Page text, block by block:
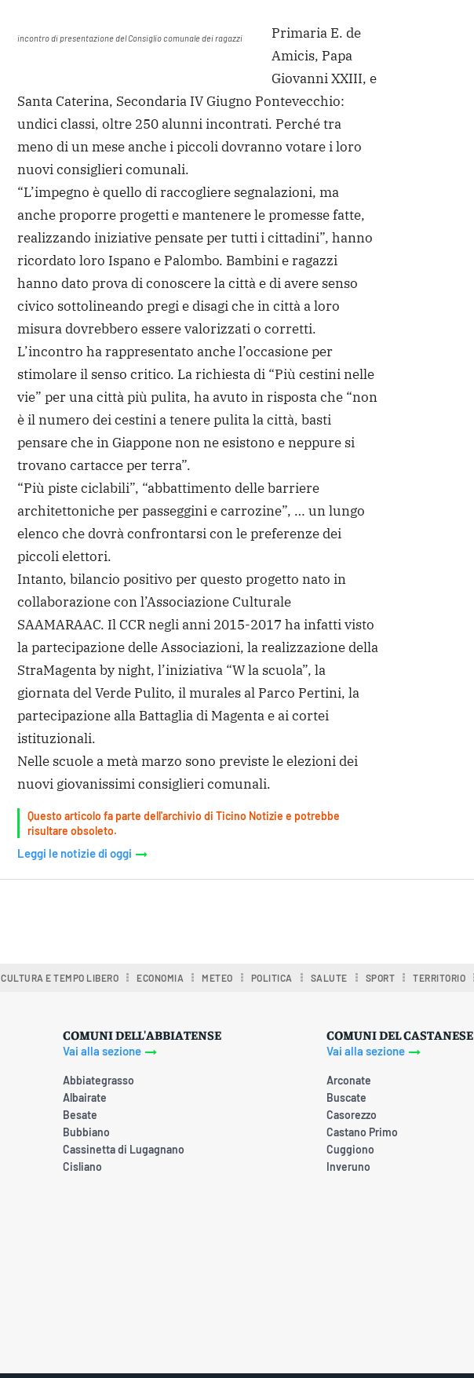
incontro di presentazione del Consiglio comunale dei ragazzi
Primaria E. de
Amicis, Papa
Giovanni XXIII, e
Santa Caterina, Secondaria IV Giugno Pontevecchio:
undici classi, oltre 250 alunni incontrati. Perché tra
meno di un mese anche i piccoli dovranno votare i loro
nuovi consiglieri comunali.
“L’impegno è quello di raccogliere segnalazioni, ma
anche proporre progetti e mantenere le promesse fatte,
realizzando iniziative pensate per tutti i cittadini”, hanno
ricordato loro Ispano e Palombo. Bambini e ragazzi
hanno dato prova di conoscere la città e di avere senso
civico sottolineando pregi e disagi che in città a loro
misura dovrebbero essere valorizzati o corretti.
L’incontro ha rappresentato anche l’occasione per
stimolare il senso critico. La richiesta di “Più cestini nelle
vie” per una città più pulita, ha avuto in risposta che “non
è il numero dei cestini a tenere pulita la città, basti
pensare che in Giappone non ne esistono e neppure si
trovano cartacce per terra”.
“Più piste ciclabili”, “abbattimento delle barriere
architettoniche per passeggini e carrozine”, … un lungo
elenco che dovrà confrontarsi con le preferenze dei
piccoli elettori.
Intanto, bilancio positivo per questo progetto nato in
collaborazione con l’Associazione Culturale
SAAMARAAC. Il CCR negli anni 2015-2017 ha infatti visto
la partecipazione delle Associazioni, la realizzazione della
StraMagenta by night, l’iniziativa “W la scuola”, la
giornata del Verde Pulito, il murales al Parco Pertini, la
partecipazione alla Battaglia di Magenta e ai cortei
istituzionali.
Nelle scuole a metà marzo sono previste le elezioni dei
nuovi giovanissimi consiglieri comunali.
Questo articolo fa parte dell'archivio di Ticino Notizie e potrebbe
risultare obsoleto.
Leggi le notizie di oggi
CULTURA E TEMPO LIBERO ECONOMIA METEO POLITICA SALUTE SPORT TERRITORIO
COMUNI DELL'ABBIATENSE
Vai alla sezione
Abbiategrasso
Albairate
Besate
Bubbiano
Cassinetta di Lugagnano
Cisliano
COMUNI DEL CASTANESE
Vai alla sezione
Arconate
Buscate
Casorezzo
Castano Primo
Cuggiono
Inveruno